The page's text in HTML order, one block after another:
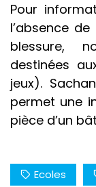
Pour
l’absence
blessure,
destinées
jeux).
permet une
pièce d’un
Ecoles